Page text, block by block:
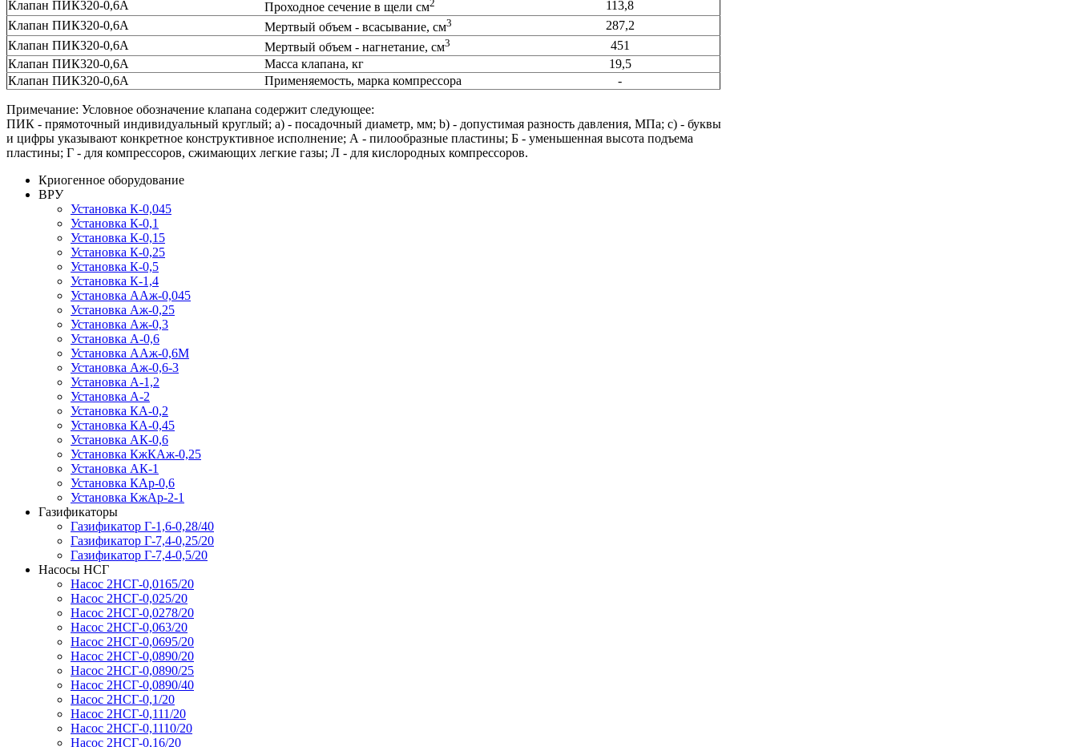
Клапан ПИК320-0,6А Проходное сечение в щели см2
113,8
Клапан ПИК320-0,6А
Мертвый объем - всасывание, см3
287,2
Клапан ПИК320-0,6А
Мертвый объем - нагнетание, см3
451
Клапан ПИК320-0,6А
Масса клапана, кг
19,5
Клапан ПИК320-0,6А
Применяемость, марка компрессора -
Примечание: Условное обозначение клапана содержит следующее:
ПИК - прямоточный индивидуальный круглый; a) - посадочный диаметр, мм; b) - допустимая разность давления, МПа; c) - буквы
и цифры указывают конкретное конструктивное исполнение; А - пилообразные пластины; Б - уменьшенная высота подъема
пластины; Г - для компрессоров, сжимающих легкие газы; Л - для кислородных компрессоров.
Криогенное оборудование
ВРУ
Установка К-0,045
Установка К-0,1
Установка К-0,15
Установка К-0,25
Установка К-0,5
Установка К-1,4
Установка ААж-0,045
Установка Аж-0,25
Установка Аж-0,3
Установка А-0,6
Установка ААж-0,6М
Установка Аж-0,6-3
Установка А-1,2
Установка А-2
Установка КА-0,2
Установка КА-0,45
Установка АК-0,6
Установка КжКАж-0,25
Установка АК-1
Установка КАр-0,6
Установка КжАр-2-1
Газификаторы
Газификатор Г-1,6-0,28/40
Газификатор Г-7,4-0,25/20
Газификатор Г-7,4-0,5/20
Насосы НСГ
Насос 2НСГ-0,0165/20
Насос 2НСГ-0,025/20
Насос 2НСГ-0,0278/20
Насос 2НСГ-0,063/20
Насос 2НСГ-0,0695/20
Насос 2НСГ-0,0890/20
Насос 2НСГ-0,0890/25
Насос 2НСГ-0,0890/40
Насос 2НСГ-0,1/20
Насос 2НСГ-0,111/20
Насос 2НСГ-0,1110/20
Насос 2НСГ-0,16/20